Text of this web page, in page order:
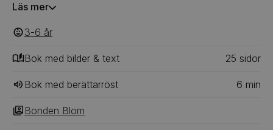
Läs mer
3-6 ‎‎ år
Bok med bilder & text 25 ‎‎ sidor
Bok med berättarröst 6 min
Bonden Blom